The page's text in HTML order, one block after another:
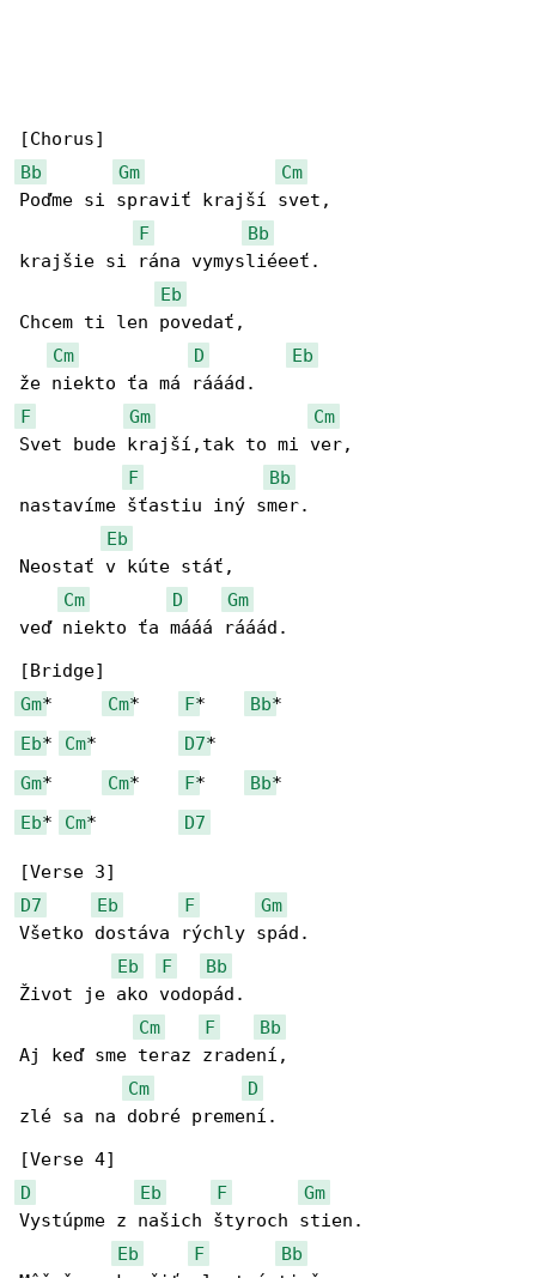
Bb
Gm
Cm
Poďme si spraviť krajší svet,
F
Bb
krajšie si rána vymysliéeeť.
Eb
Chcem ti len povedať,
Cm
D
Eb
F
Gm
Cm
Svet bude krajší,tak to mi ver,
F
Bb
nastavíme šťastiu iný smer.
Eb
Neostať v kúte stáť,
Cm
D
Gm
veď niekto ťa mááá rááád.
Gm* Cm* F* Bb
Eb* Cm* D7
Gm* Cm* F* Bb
Eb* Cm* D7
D7
Eb F
Gm
Všetko dostáva rýchly spád.
Eb
F
Bb
Život je ako vodopád.
Cm
F
Bb
Aj keď sme teraz zradení,
Cm
D
zlé sa na dobré premení.
D
Eb F
Gm
Vystúpme z našich štyroch stien.
Eb
F
Bb